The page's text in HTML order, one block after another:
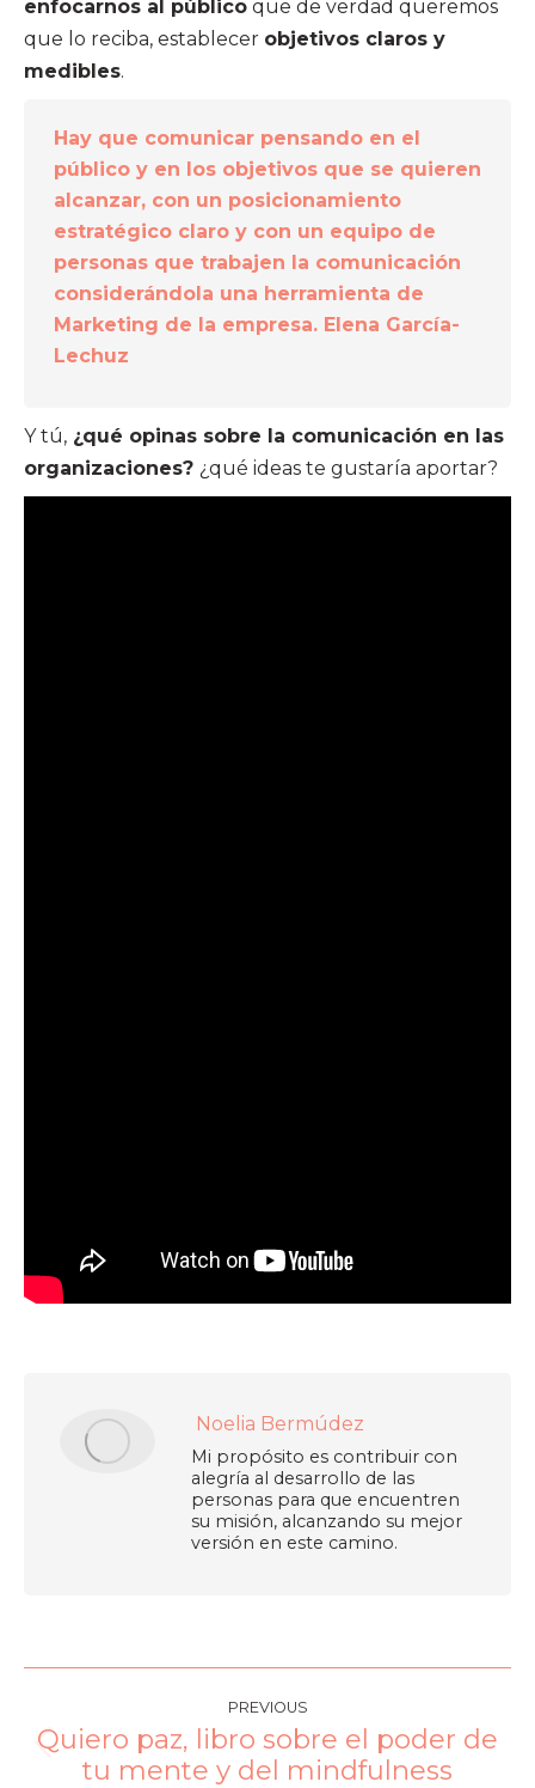
enfocarnos al público que de verdad queremos
que lo reciba, establecer objetivos claros y
medibles.
Hay que comunicar pensando en el
público y en los objetivos que se quieren
alcanzar, con un posicionamiento
estratégico claro y con un equipo de
personas que trabajen la comunicación
considerándola una herramienta de
Marketing de la empresa. Elena García-
Lechuz
Y tú, ¿qué opinas sobre la comunicación en las
organizaciones? ¿qué ideas te gustaría aportar?
Noelia Bermúdez
Mi propósito es contribuir con
alegría al desarrollo de las
personas para que encuentren
su misión, alcanzando su mejor
versión en este camino.
PREVIOUS
Quiero paz, libro sobre el poder de
tu mente y del mindfulness